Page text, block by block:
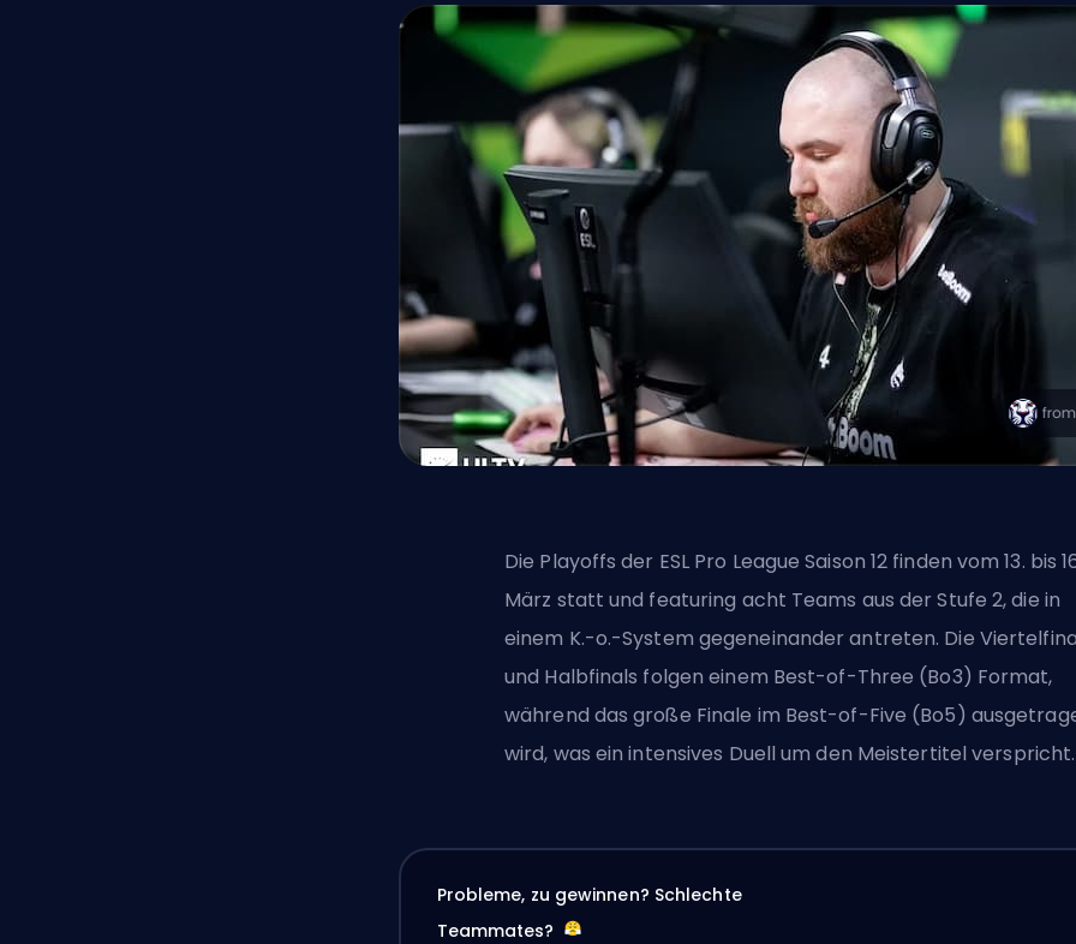
Die Playoffs der ESL Pro League Saison 12 finden vom 13. bis
März statt und featuring acht Teams aus der Stufe 2, die in
einem K.-o.-System gegeneinander antreten. Die
und Halbfinals folgen einem Best-of-Three (Bo3) Format,
während das große Finale im Best-of-Five (Bo5)
wird, was ein intensives Duell um den Meistertitel verspricht.
Probleme, zu gewinnen? Schlechte
Teammates?